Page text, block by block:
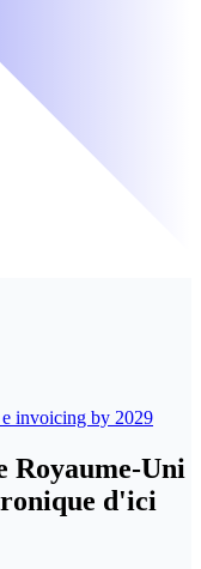
invoicing by 2029
Royaume-Uni
d'ici